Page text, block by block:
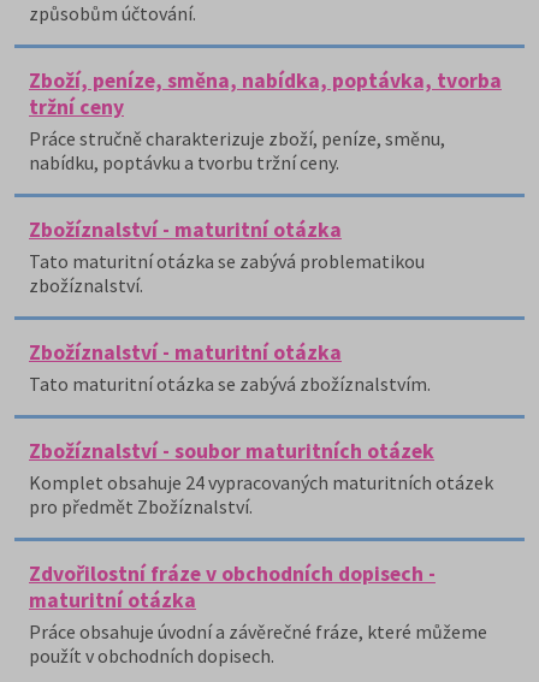
způsobům účtování.
Zboží, peníze, směna, nabídka, poptávka, tvorba
tržní ceny
Práce stručně charakterizuje zboží, peníze, směnu,
nabídku, poptávku a tvorbu tržní ceny.
Zbožíznalství - maturitní otázka
Tato maturitní otázka se zabývá problematikou
zbožíznalství.
Zbožíznalství - maturitní otázka
Tato maturitní otázka se zabývá zbožíznalstvím.
Zbožíznalství - soubor maturitních otázek
Komplet obsahuje 24 vypracovaných maturitních otázek
pro předmět Zbožíznalství.
Zdvořilostní fráze v obchodních dopisech -
maturitní otázka
Práce obsahuje úvodní a závěrečné fráze, které můžeme
použít v obchodních dopisech.